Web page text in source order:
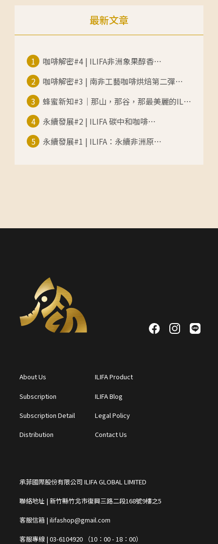
最新文章
1
咖啡解密#4 | ILIFA非洲象果醇香⋯
2
咖啡解密#3 | 南非工藝咖啡烘焙第二彈⋯
3
蜂蜜新知#3｜那山，那谷，那最美麗的IL⋯
4
永續發展#2 | ILIFA 碳中和咖啡⋯
5
永續發展#1 | ILIFA：永續非洲原⋯
About Us ILIFA Product
Subscription ILIFA Blog
Subscription Detail Legal Policy
Distribution Contact Us
承菲國際股份有限公司 ILIFA GLOBAL LIMITED
聯絡地址 | 新竹縣竹北市復興三路二段168號9樓之5
客服信箱 | ilifashop@gmail.com
客服專線 | 03-6104920 （10：00 - 18：00）